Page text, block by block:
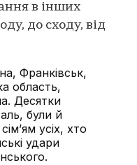
в інших
до сходу, від
Франківськ,
область,
Десятки
були й
усіх, хто
удари